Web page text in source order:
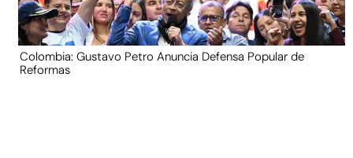
Colombia: Gustavo Petro Anuncia Defensa Popular de
Reformas